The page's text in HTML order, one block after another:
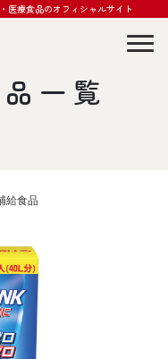
医療食品のオフィシャルサイト
一覧
給食品